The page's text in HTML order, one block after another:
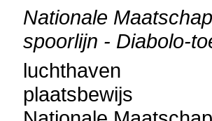
Nationale
spoorlijn - Diabolo-
luchthaven
plaatsbewijs